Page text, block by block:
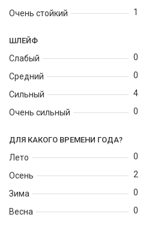
Очень стойкий
1
ШЛЕЙФ
Слабый
Средний
Сильный
Очень сильный
0
0
4
0
ДЛЯ КАКОГО ВРЕМЕНИ ГОДА?
Лето
Осень
Зима
Весна
0
2
0
0